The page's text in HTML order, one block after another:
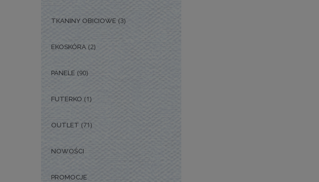
TKANINY OBICIOWE (3)
EKOSKÓRA (2)
PANELE (90)
FUTERKO (1)
OUTLET (71)
NOWOŚCI
PROMOCJE